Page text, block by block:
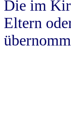
Die im
Eltern